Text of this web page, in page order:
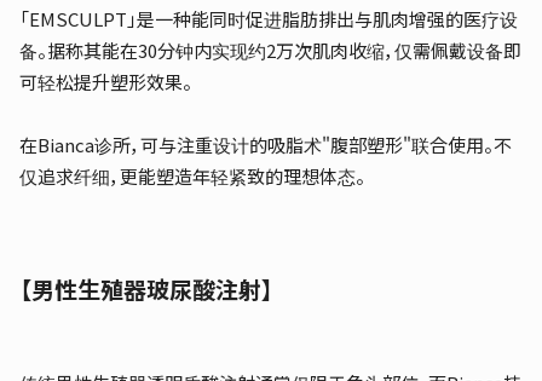
「EMSCULPT」是一种能同时促进脂肪排出与肌肉增强的医疗设
备。据称其能在30分钟内实现约2万次肌肉收缩，仅需佩戴设备即
可轻松提升塑形效果。
在Bianca诊所，可与注重设计的吸脂术"腹部塑形"联合使用。不
仅追求纤细，更能塑造年轻紧致的理想体态。
【男性生殖器玻尿酸注射】